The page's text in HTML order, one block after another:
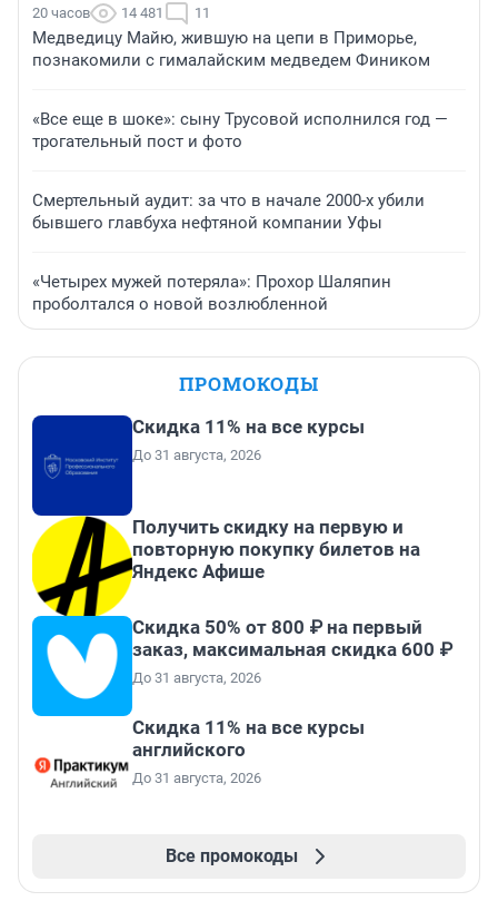
20 часов 14 481 11
Медведицу Майю, жившую на цепи в Приморье,
познакомили с гималайским медведем Фиником
«Все еще в шоке»: сыну Трусовой исполнился год —
трогательный пост и фото
Смертельный аудит: за что в начале 2000-х убили
бывшего главбуха нефтяной компании Уфы
«Четырех мужей потеряла»: Прохор Шаляпин
проболтался о новой возлюбленной
ПРОМОКОДЫ
Скидка 11% на все курсы
До 31 августа, 2026
Получить скидку на первую и
повторную покупку билетов на
Яндекс Афише
Скидка 50% от 800 ₽ на первый
заказ, максимальная скидка 600 ₽
До 31 августа, 2026
Скидка 11% на все курсы
английского
До 31 августа, 2026
Все промокоды